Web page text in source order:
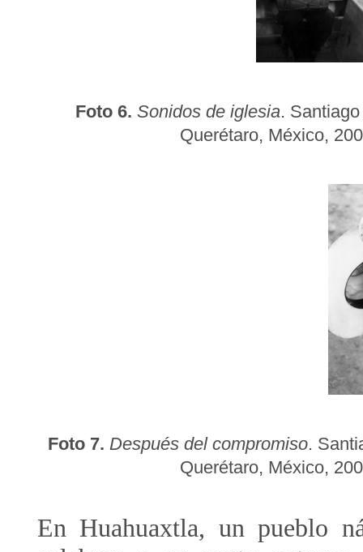
Foto 6. Sonidos de iglesia.
Querétaro, México,
Foto 7. Después del compromiso.
Querétaro, México,
En Huahuaxtla, un pueblo